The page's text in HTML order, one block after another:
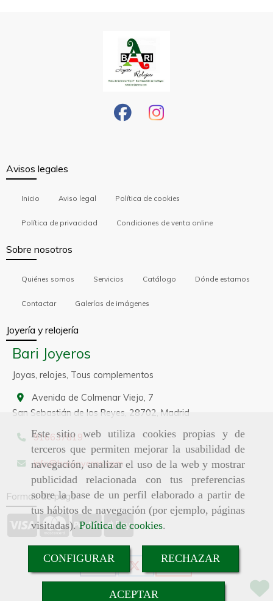
Este sitio web utiliza cookies propias y de
terceros que permiten mejorar la usabilidad de
navegación, analizar el uso de la web y mostrar
publicidad relacionada con tus preferencias
sobre la base de un perfil elaborado a partir de
tus hábitos de navegación (por ejemplo, páginas
visitadas).Política de cookies.
CONFIGURAR RECHAZAR
ACEPTAR
Avisos legales
Inicio Aviso legal Política de cookies
Política de privacidad Condiciones de venta online
Sobre nosotros
Quiénes somos Servicios Catálogo Dónde estamos
Contactar Galerías de imágenes
Joyería y relojería
Bari Joyeros
Joyas, relojes, Tous complementos
Avenida de Colmenar Viejo, 7
San Sebastián de los Reyes, 28702, Madrid
916637819
info barijoyeros.com
Formas de pago